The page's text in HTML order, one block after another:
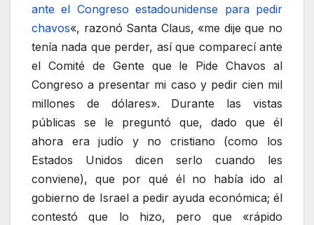
ante el Congreso estadounidense para pedir
chavos«, razonó Santa Claus, «me dije que no
tenía nada que perder, así que comparecí ante
el Comité de Gente que le Pide Chavos al
Congreso a presentar mi caso y pedir cien mil
millones de dólares». Durante las vistas
públicas se le preguntó que, dado que él
ahora era judío y no cristiano (como los
Estados Unidos dicen serlo cuando les
conviene), que por qué él no había ido al
gobierno de Israel a pedir ayuda económica; él
contestó que lo hizo, pero que «rápido